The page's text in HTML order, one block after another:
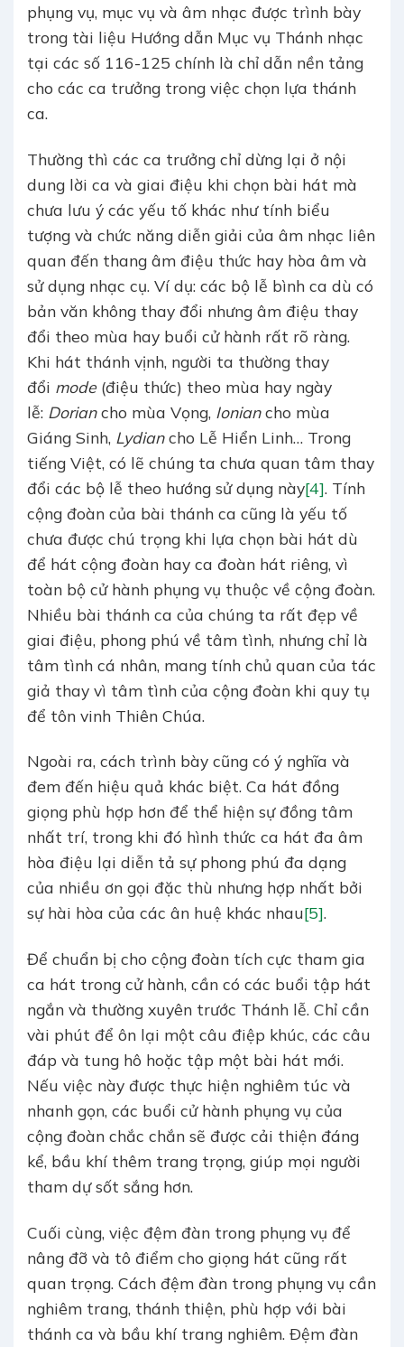
phụng vụ, mục vụ và âm nhạc được trình bày
trong tài liệu Hướng dẫn Mục vụ Thánh nhạc
tại các số 116-125 chính là chỉ dẫn nền tảng
cho các ca trưởng trong việc chọn lựa thánh
ca.
Thường thì các ca trưởng chỉ dừng lại ở nội
dung lời ca và giai điệu khi chọn bài hát mà
chưa lưu ý các yếu tố khác như tính biểu
tượng và chức năng diễn giải của âm nhạc liên
quan đến thang âm điệu thức hay hòa âm và
sử dụng nhạc cụ. Ví dụ: các bộ lễ bình ca dù có
bản văn không thay đổi nhưng âm điệu thay
đổi theo mùa hay buổi cử hành rất rõ ràng.
Khi hát thánh vịnh, người ta thường thay
đổi mode(điệu thức) theo mùa hay ngày
lễ: Doriancho mùa Vọng, Ioniancho mùa
Giáng Sinh, Lydiancho Lễ Hiển Linh… Trong
tiếng Việt, có lẽ chúng ta chưa quan tâm thay
đổi các bộ lễ theo hướng sử dụng này[4]. Tính
cộng đoàn của bài thánh ca cũng là yếu tố
chưa được chú trọng khi lựa chọn bài hát dù
để hát cộng đoàn hay ca đoàn hát riêng, vì
toàn bộ cử hành phụng vụ thuộc về cộng đoàn.
Nhiều bài thánh ca của chúng ta rất đẹp về
giai điệu, phong phú về tâm tình, nhưng chỉ là
tâm tình cá nhân, mang tính chủ quan của tác
giả thay vì tâm tình của cộng đoàn khi quy tụ
để tôn vinh Thiên Chúa.
Ngoài ra, cách trình bày cũng có ý nghĩa và
đem đến hiệu quả khác biệt. Ca hát đồng
giọng phù hợp hơn để thể hiện sự đồng tâm
nhất trí, trong khi đó hình thức ca hát đa âm
hòa điệu lại diễn tả sự phong phú đa dạng
của nhiều ơn gọi đặc thù nhưng hợp nhất bởi
sự hài hòa của các ân huệ khác nhau[5].
Để chuẩn bị cho cộng đoàn tích cực tham gia
ca hát trong cử hành, cần có các buổi tập hát
ngắn và thường xuyên trước Thánh lễ. Chỉ cần
vài phút để ôn lại một câu điệp khúc, các câu
đáp và tung hô hoặc tập một bài hát mới.
Nếu việc này được thực hiện nghiêm túc và
nhanh gọn, các buổi cử hành phụng vụ của
cộng đoàn chắc chắn sẽ được cải thiện đáng
kể, bầu khí thêm trang trọng, giúp mọi người
tham dự sốt sắng hơn.
Cuối cùng, việc đệm đàn trong phụng vụ để
nâng đỡ và tô điểm cho giọng hát cũng rất
quan trọng. Cách đệm đàn trong phụng vụ cần
nghiêm trang, thánh thiện, phù hợp với bài
thánh ca và bầu khí trang nghiêm. Ðệm đàn